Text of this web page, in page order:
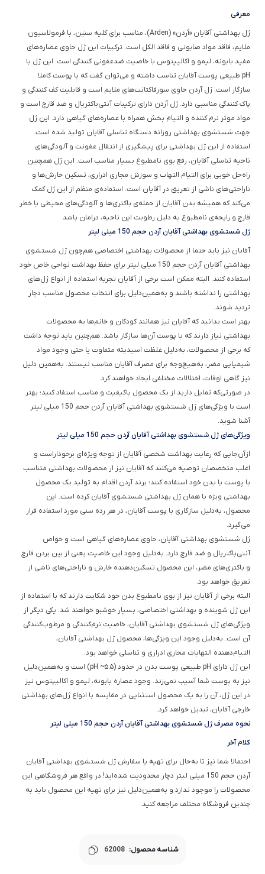
معرفی
ژل بهداشتی آقایان «آردن» (Arden)، مناسب برای کلیه سنین، با فرمولاسیون
ملایم، فاقد مواد صابونی و فاقد الکل است. ترکیبات این ژل حاوی عصاره‌های
مفید بابونه، لیمو و اکالیپتوس با خاصیت ضدعفونی کنندگی است. این ژل با
pH طبیعی پوست آقایان تناسب داشته و می‌توان گفت که با پوست کاملا
سازگار است. ژل آردن حاوی سورفاکتانت‌های ملایم است و قابلیت کف کنندگی و
پاک کنندگی مناسبی دارد. ژل آردن دارای ترکیبات آنتی‌باکتریال و ضد قارچ است و
مواد موثر نرم کننده و التیام بخش همراه با عصاره‌های گیاهی دارد. این ژل
جهت شستشوی بهداشتی روزانه دستگاه تناسلی آقایان تولید شده است.
استفاده از این ژل بهداشتی برای پیشگیری از انتقال عفونت و آلودگی‌های
ناحیه تناسلی آقایان، رفع بوی نامطبوع بسیار مناسب است. این ژل همچنین
راه‌حل خوبی برای التیام التهاب و سوزش مجاری ادراری، تسکین خارش‌ها و
ناراحتی‌های ناشی از تعریق در آقایان است. استفاده‌‌‌ی منظم از این ژل کمک
می‌کند که همیشه بدن آقایان از حمله‌ی باکتری‌ها و آلودگی‌های محیطی یا خطر
قارچ و رایحه‌ی نامطبوع به دلیل رطوبت این ناحیه، درامان باشد.
ژل شستشوی بهداشتی آقایان آردن حجم 150 میلی لیتر
آقایان نیز باید حتما از محصولات بهداشتی اختصاصی هم‌چون ژل شستشوی
بهداشتی آقایان آردن حجم 150 میلی لیتر برای حفظ بهداشت نواحی خاص خود
استفاده کنند‌. البته ممکن است برخی از آقایان تجربه استفاده از انواع ژل‌های
بهداشتی را نداشته باشند و به‌همین‌دلیل برای انتخاب محصول مناسب دچار
تردید شوند.
بهتر است بدانید که آقایان نیز همانند کودکان و خانم‌ها به محصولات
بهداشتی نیاز دارند که با پوست آن‌ها سازگار باشد. هم‌چنین باید توجه داشت
که برخی از محصولات، به‌دلیل غلظت اسیدیته متفاوت یا حتی وجود مواد
شیمیایی مضر، به‌هیچ‌وجه برای مصرف آقایان مناسب نیستند. به‌همین دلیل
نیز گاهی اوقات، اختلالات مختلفی ایجاد خواهند کرد.
در صورتی‌که تمایل دارید از یک محصول باکیفیت و مناسب استفاد کنید؛ بهتر
است با ویژگی‌های ژل شستشوی بهداشتی آقایان آردن حجم 150 میلی لیتر
آشنا شوید.
ویژگی‌های ژل شستشوی بهداشتی آقایان آردن حجم 150 میلی لیتر
ازآن‌جایی که رعایت بهداشت شخصی آقایان از توجه ویژه‌ای برخوداراست و
اغلب متخصصان توصیه می‌کنند که آقایان نیز از محصولات بهداشتی متناسب
با پوست یا بدن خود استفاده کنند؛ برند آردن اقدام به تولید یک محصول
بهداشتی ویژه یا همان ژل بهداشتی شستشوی آقایان کرده است. این
محصول، به‌دلیل سازگاری با پوست آقایان، در هر رده سنی مورد استفاده قرار
می‌گیرد.
ژل شستشوی بهداشتی آقایان، حاوی عصاره‌های گیاهی است و خواص
آنتی‌باکتریال و ضد قارچ دارد. به‌دلیل وجود این خاصیت یعنی از بین بردن قارچ
و باکتری‌های مضر، این محصول تسکین‌دهنده خارش و ناراحتی‌های ناشی از
تعریق خواهد بود.
البته برخی از آقایان نیز از بوی نامطبوع بدن خود شکایت دارند که با استفاده از
این ژل شوینده و بهداشتی اختصاصی، بسیار خوشبو خواهند شد. یکی دیگر از
ویژگی‌های ژل شستشوی بهداشتی آقایان، خاصیت نرم‌کنندگی و مرطوب‌کنندگی
آن است. به‌دلیل وجود این ویژگی‌ها، محصول ژل بهداشتی آقایان،
التیام‌دهنده التهابات مجاری ادراری و تناسلی خواهد بود.
این ژل دارای pH طبیعی پوست بدن در حدود (pH ~۵.۵) است و به‌همین‌دلیل
نیز به پوست شما آسیب نمی‌زند. وجود عصاره بابونه، لیمو و اکالیپتوس نیز
در این ژل، آن را به یک محصول استثنایی در مقایسه با انواع ژل‌های بهداشتی
خارجی آقایان، تبدیل خواهد کرد.
نحوه مصرف ژل شستشوی بهداشتی آقایان آردن حجم 150 میلی لیتر
کلام آخر
احتمالا شما نیز تا به‌حال برای تهیه یا سفارش ژل شستشوی بهداشتی آقایان
آردن حجم 150 میلی لیتر دچار محدودیت شده‌اید! در واقع هر فروشگاهی این
محصولات را موجود ندارد و به‌همین‌دلیل نیز برای تهیه این محصول باید به
چندین فروشگاه مختلف مراجعه کنید.
شناسه محصول: 62008